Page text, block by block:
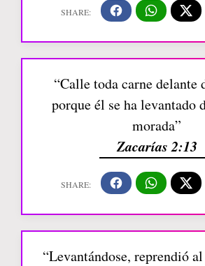
“Calle toda carne delante
porque él se ha levantado
morada”
Zacarías 2:13
“Levantándose, reprendió